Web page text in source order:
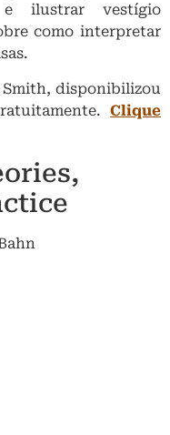
ilustrar vestígio
como interpretar
Smith, disponibilizou
Clique